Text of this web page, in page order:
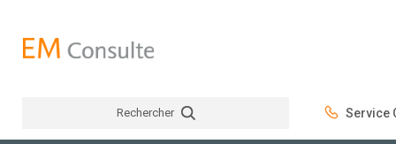
Rechercher Service